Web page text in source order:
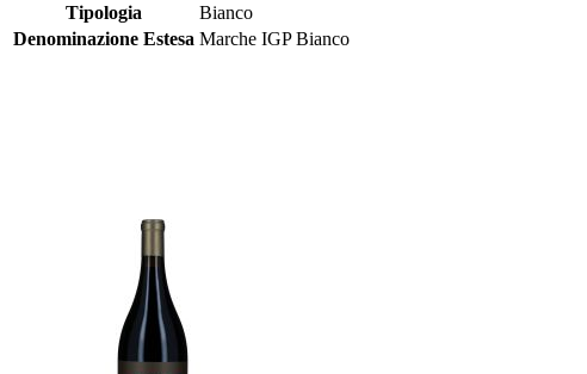
Tipologia
Bianco
Denominazione Estesa Marche IGP Bianco